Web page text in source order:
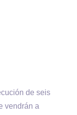
de seis
vendrán a